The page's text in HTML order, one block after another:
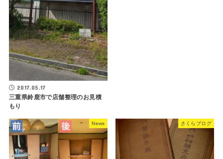
2017.05.17
三重県鈴鹿市で店舗整理のお見積
もり
News さくらブログ